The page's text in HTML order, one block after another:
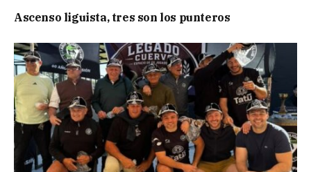
Ascenso liguista, tres son los punteros